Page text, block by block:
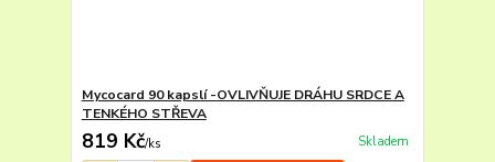
Mycocard 90 kapslí -OVLIVŇUJE DRÁHU SRDCE A
TENKÉHO STŘEVA
819 Kč/ks Skladem